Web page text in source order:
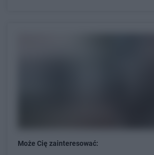
Może Cię zainteresować: